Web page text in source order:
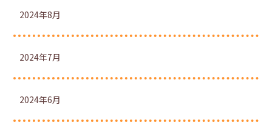
2024年8月
2024年7月
2024年6月